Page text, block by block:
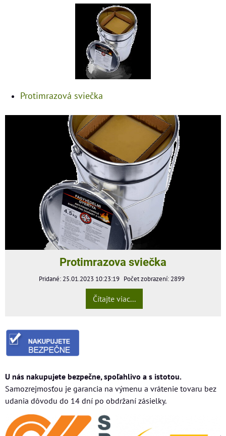
Protimrazová sviečka
Protimrazova sviečka
Pridané: 25.01.2023 10:23:19 Počet zobrazení: 2899
Čítajte viac...
U nás nakupujete bezpečne, spoľahlivo a s istotou.
Samozrejmosťou je garancia na výmenu a vrátenie tovaru bez
udania dôvodu do 14 dní po obdržaní zásielky.